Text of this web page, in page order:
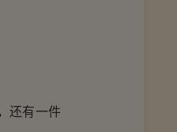
还有一件